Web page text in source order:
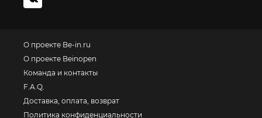
О проекте Be-in.ru
О проекте Beinopen
Команда и контакты
F.A.Q.
Доставка, оплата, возврат
Политика конфиденциальности